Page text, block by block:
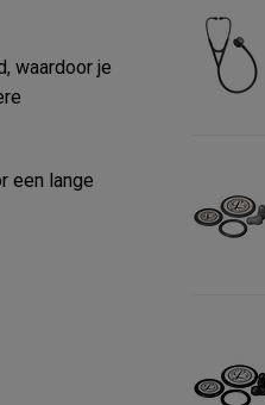
waardoor je
een lange